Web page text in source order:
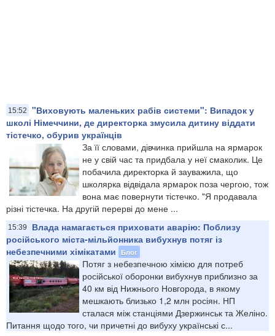
15:52
"Виховують маленьких рабів системи": Випадок у
школі Німеччини, де директорка змусила дитину віддати
тістечко, обурив українців
За її словами, дівчинка прийшла на ярмарок
не у свій час та придбала у неї смаколик. Це
побачила директорка й зауважила, що
школярка відвідала ярмарок поза чергою, тож
вона має повернути тістечко. "Я продавала
різні тістечка. На другій перерві до мене ...
15:39
Влада намагається приховати аварію: Поблизу
російського міста-мільйонника вибухнув потяг із
небезпечними хімікатами
Блог
Потяг з небезпечною хімією для потреб
російської оборонки вибухнув приблизно за
40 км від Нижнього Новгорода, в якому
мешкають близько 1,2 млн росіян. НП
сталася між станціями Дзержинськ та Желіно.
Питання щодо того, чи причетні до вибуху українські с...